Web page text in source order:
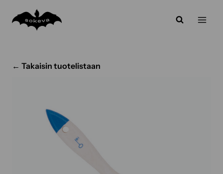
sisältöön
← Takaisin tuotelistaan